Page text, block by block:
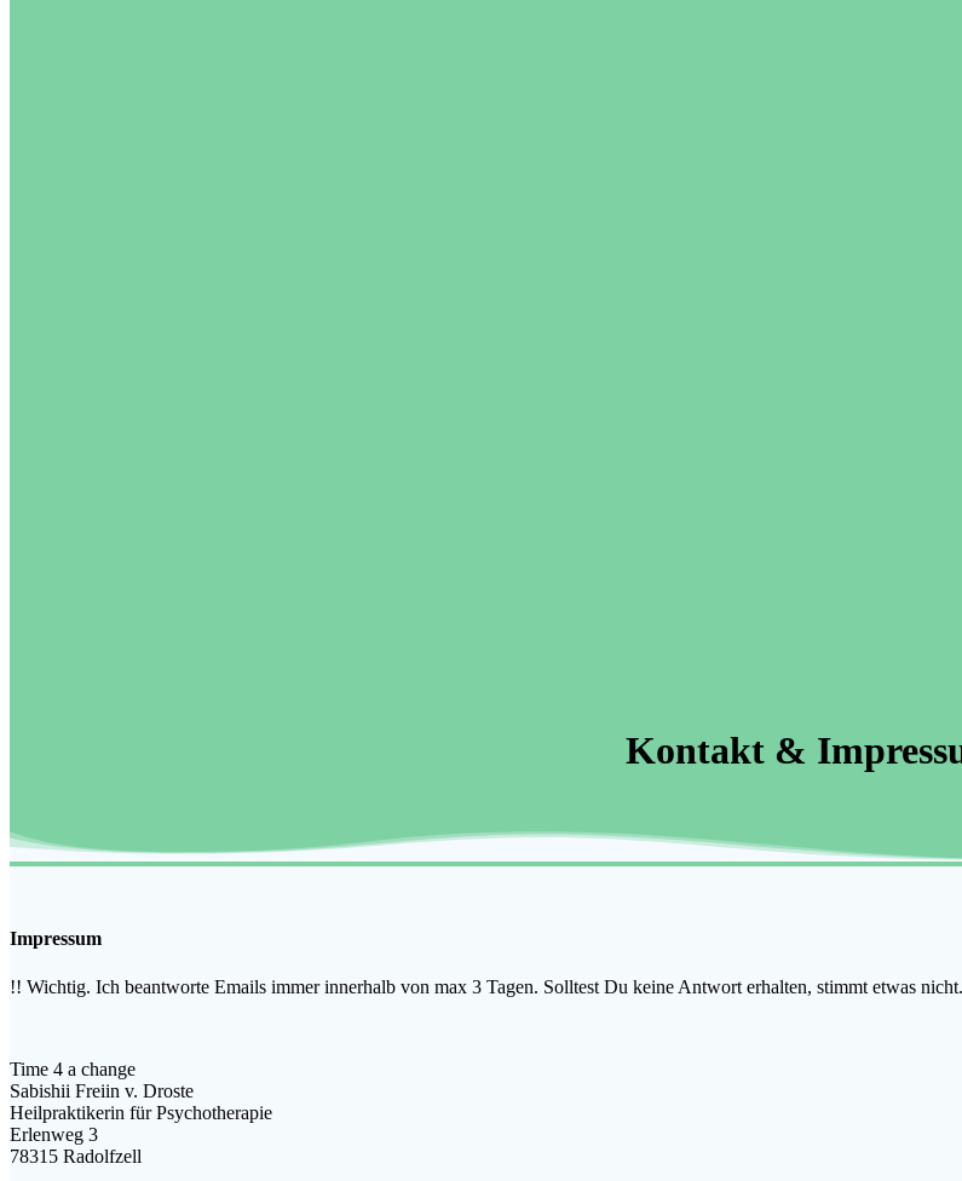
Kontakt &
Impressum
!! Wichtig. Ich beantworte Emails immer innerhalb von max 3 Tagen. Solltest Du keine Antwort erhalten, stimmt etwas
Time 4 a change
Sabishii Freiin v. Droste
Heilpraktikerin für Psychotherapie
Erlenweg 3
78315 Radolfzell